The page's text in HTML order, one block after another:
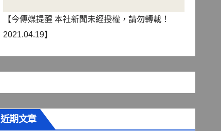
【今傳媒提醒 本社新聞未經授權，請勿轉載！
2021.04.19】
近期文章